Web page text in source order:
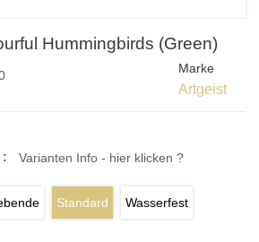
Hummingbirds (Green)
Marke
Artgeist
: Varianten Info - hier klicken ?
Standard Wasserfest